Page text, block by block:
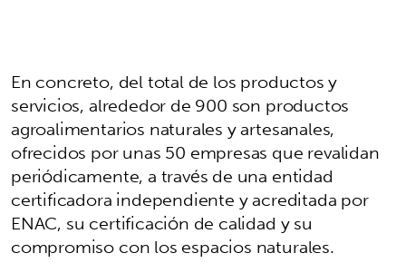
En concreto, del total de los productos y
servicios, alrededor de 900 son productos
agroalimentarios naturales y artesanales,
ofrecidos por unas 50 empresas que revalidan
periódicamente, a través de una entidad
certificadora independiente y acreditada por
ENAC, su certificación de calidad y su
compromiso con los espacios naturales.